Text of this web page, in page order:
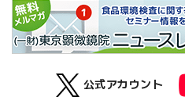
公式アカウント